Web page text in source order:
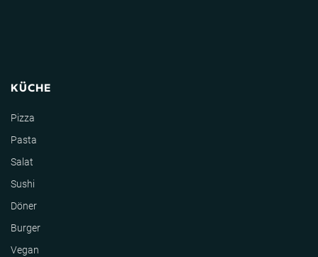
KÜCHE
Pizza
Pasta
Salat
Sushi
Döner
Burger
Vegan